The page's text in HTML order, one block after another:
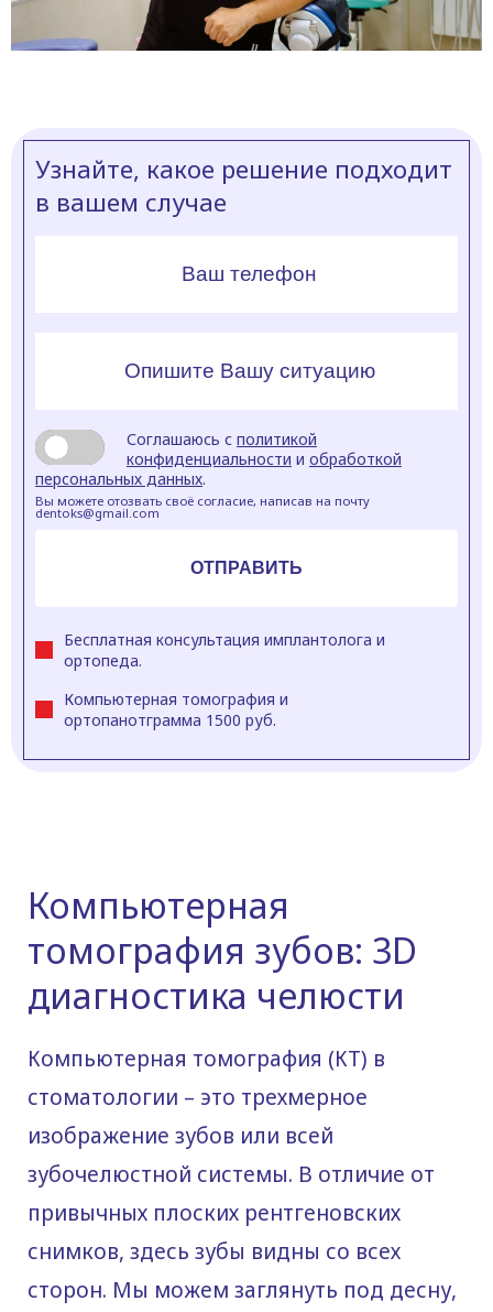
Узнайте, какое решение подходит
в вашем случае
Соглашаюсь с политикой
конфиденциальности и обработкой
персональных данных.
Вы можете отозвать своё согласие, написав на почту
dentoks@gmail.com
Бесплатная консультация имплантолога и
ортопеда.
Компьютерная томография и
ортопанотграмма 1500 руб.
Компьютерная
томография зубов: 3D
диагностика челюсти
Компьютерная томография (КТ) в
стоматологии – это трехмерное
изображение зубов или всей
зубочелюстной системы. В отличие от
привычных плоских рентгеновских
снимков, здесь зубы видны со всех
сторон. Мы можем заглянуть под десну,